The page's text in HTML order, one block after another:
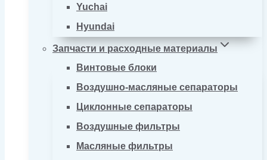
Yuchai
Hyundai
Запчасти и расходные материалы
Винтовые блоки
Воздушно-масляные сепараторы
Циклонные сепараторы
Воздушные фильтры
Масляные фильтры